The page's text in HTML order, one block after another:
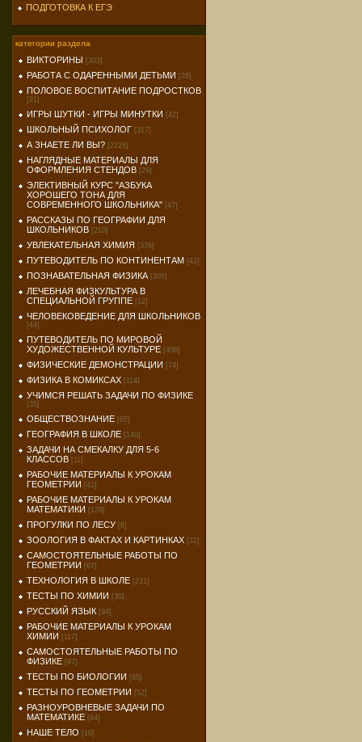
ПОДГОТОВКА К ЕГЭ
категории раздела
ВИКТОРИНЫ [303]
РАБОТА С ОДАРЕННЫМИ ДЕТЬМИ [28]
ПОЛОВОЕ ВОСПИТАНИЕ ПОДРОСТКОВ
[21]
ИГРЫ ШУТКИ - ИГРЫ МИНУТКИ [42]
ШКОЛЬНЫЙ ПСИХОЛОГ [317]
А ЗНАЕТЕ ЛИ ВЫ? [2228]
НАГЛЯДНЫЕ МАТЕРИАЛЫ ДЛЯ
ОФОРМЛЕНИЯ СТЕНДОВ [29]
ЭЛЕКТИВНЫЙ КУРС "АЗБУКА
ХОРОШЕГО ТОНА ДЛЯ
СОВРЕМЕННОГО ШКОЛЬНИКА" [47]
РАССКАЗЫ ПО ГЕОГРАФИИ ДЛЯ
ШКОЛЬНИКОВ [210]
УВЛЕКАТЕЛЬНАЯ ХИМИЯ [378]
ПУТЕВОДИТЕЛЬ ПО КОНТИНЕНТАМ [42]
ПОЗНАВАТЕЛЬНАЯ ФИЗИКА [305]
ЛЕЧЕБНАЯ ФИЗКУЛЬТУРА В
СПЕЦИАЛЬНОЙ ГРУППЕ [12]
ЧЕЛОВЕКОВЕДЕНИЕ ДЛЯ ШКОЛЬНИКОВ
[44]
ПУТЕВОДИТЕЛЬ ПО МИРОВОЙ
ХУДОЖЕСТВЕННОЙ КУЛЬТУРЕ [406]
ФИЗИЧЕСКИЕ ДЕМОНСТРАЦИИ [74]
ФИЗИКА В КОМИКСАХ [114]
УЧИМСЯ РЕШАТЬ ЗАДАЧИ ПО ФИЗИКЕ
[35]
ОБЩЕСТВОЗНАНИЕ [65]
ГЕОГРАФИЯ В ШКОЛЕ [140]
ЗАДАЧИ НА СМЕКАЛКУ ДЛЯ 5-6
КЛАССОВ [11]
РАБОЧИЕ МАТЕРИАЛЫ К УРОКАМ
ГЕОМЕТРИИ [42]
РАБОЧИЕ МАТЕРИАЛЫ К УРОКАМ
МАТЕМАТИКИ [129]
ПРОГУЛКИ ПО ЛЕСУ [6]
ЗООЛОГИЯ В ФАКТАХ И КАРТИНКАХ [32]
САМОСТОЯТЕЛЬНЫЕ РАБОТЫ ПО
ГЕОМЕТРИИ [67]
ТЕХНОЛОГИЯ В ШКОЛЕ [231]
ТЕСТЫ ПО ХИМИИ [30]
РУССКИЙ ЯЗЫК [94]
РАБОЧИЕ МАТЕРИАЛЫ К УРОКАМ
ХИМИИ [117]
САМОСТОЯТЕЛЬНЫЕ РАБОТЫ ПО
ФИЗИКЕ [97]
ТЕСТЫ ПО БИОЛОГИИ [65]
ТЕСТЫ ПО ГЕОМЕТРИИ [52]
РАЗНОУРОВНЕВЫЕ ЗАДАЧИ ПО
МАТЕМАТИКЕ [84]
НАШЕ ТЕЛО [10]